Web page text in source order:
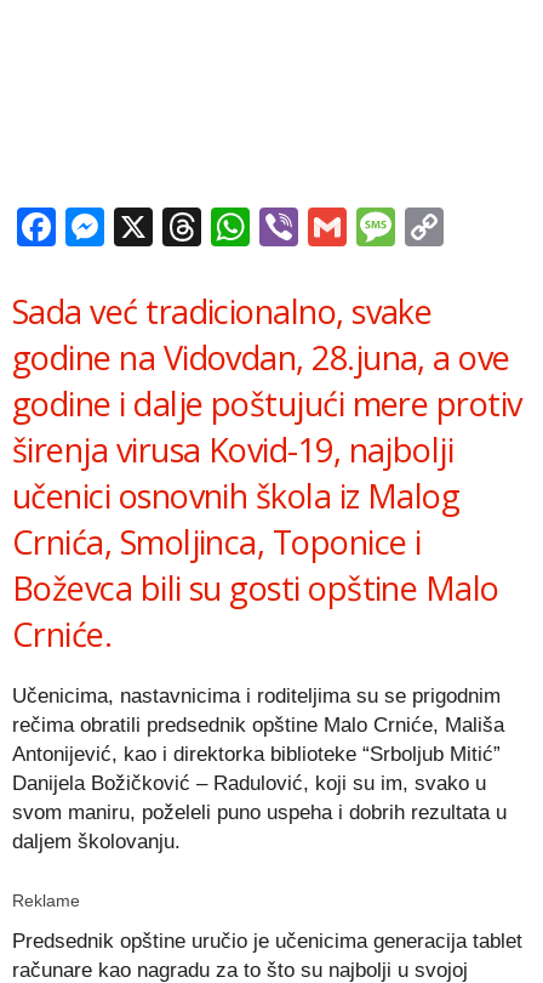
Facebook
Messenger
X Threads
WhatsApp
ViberGmail
Sada već tradicionalno, svake
godine na Vidovdan, 28.juna, a ove
godine i dalje poštujući mere protiv
širenja virusa Kovid-19, najbolji
učenici osnovnih škola iz Malog
Crnića, Smoljinca, Toponice i
Boževca bili su gosti opštine Malo
Crniće.
Učenicima, nastavnicima i roditeljima su se prigodnim
rečima obratili predsednik opštine Malo Crniće, Mališa
Antonijević, kao i direktorka biblioteke “Srboljub Mitić”
Danijela Božičković – Radulović, koji su im, svako u
svom maniru, poželeli puno uspeha i dobrih rezultata u
daljem školovanju.
Reklame
Predsednik opštine uručio je učenicima generacija tablet
računare kao nagradu za to što su najbolji u svojoj